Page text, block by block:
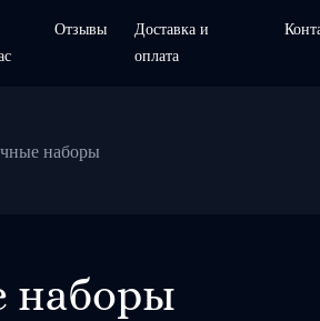
Отзывы
Доставка и
оплата
наборы
наборы